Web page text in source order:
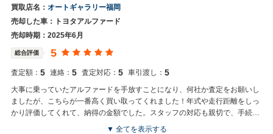
買取店名： オートギャラリー福岡
売却した車：トヨタアルファード
売却時期：2025年6月
総合評価 5
査定額： 5 連絡： 5 査定対応： 5 車引渡し： 5
大事に乗っていたアルファードを手放すことになり、何社か査定をお願いし
ましたが、こちらが一番高く買い取ってくれました！年式や走行距離をしっ
かり評価してくれて、納得の金額でした。スタッフの対応も親切で、手続き
もスムーズに進み、大満足です。ありがとうございました！
▼ 全てを表示する